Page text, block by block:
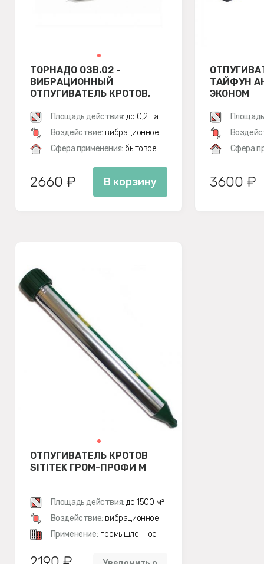
ТОРНАДО ОЗВ.02 -
ВИБРАЦИОННЫЙ
ОТПУГИВАТЕЛЬ КРОТОВ,
ПОЛЕВОКПлощадь действия: до 0,2 Га
Воздействие: вибрационное
Сфера применения: бытовое
2660 ₽ В корзину
ТАЙФУН
ЭКОНОМ
Сфера
3600 ₽
ОТПУГИВАТЕЛЬ КРОТОВ
SITITEK ГРОМ-ПРОФИ М
Площадь действия: до 1500 м²
Воздействие: вибрационное
Применение: промышленное